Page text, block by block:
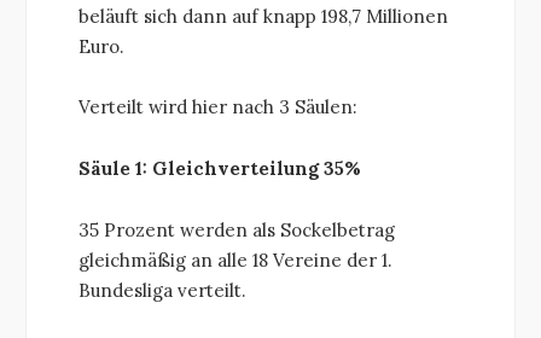
beläuft sich dann auf knapp 198,7 Millionen
Euro.
Verteilt wird hier nach 3 Säulen:
Säule 1: Gleichverteilung 35%
35 Prozent werden als Sockelbetrag
gleichmäßig an alle 18 Vereine der 1.
Bundesliga verteilt.